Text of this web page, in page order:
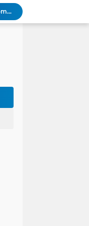
Turnamen PKDI Cup II 2026 Berhadiah Total Rp 500 Juta Dibuka di Jombang, Ketua PKDI Jatim Syaifullah Mahdi: Ajang Silaturrahmi dan Media Komunikasi Antar-Kades untuk Memajukan Desa
Kemenkop Tekankan Peran Strategis Manajer dalam Menentukan Keberhasilan KDKMP